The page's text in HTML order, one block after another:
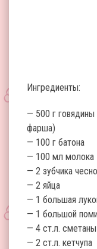
Ингредиенты:
— 500 г
фарша)
— 100 г батона
— 100 мл молока
— 2 зубчика
— 2 яйца
— 1 большая
— 1 большой
— 4 ст.л.
— 2 ст.л. кетчупа